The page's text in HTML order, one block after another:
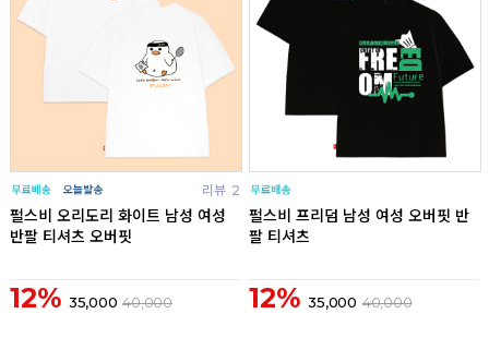
리뷰 2
펄스비 오리도리 화이트 남성 여성
반팔 티셔츠 오버핏
12% 35,000 40,000
펄스비 프리덤 남성 여성 오버핏 반
팔 티셔츠
12% 35,000 40,000